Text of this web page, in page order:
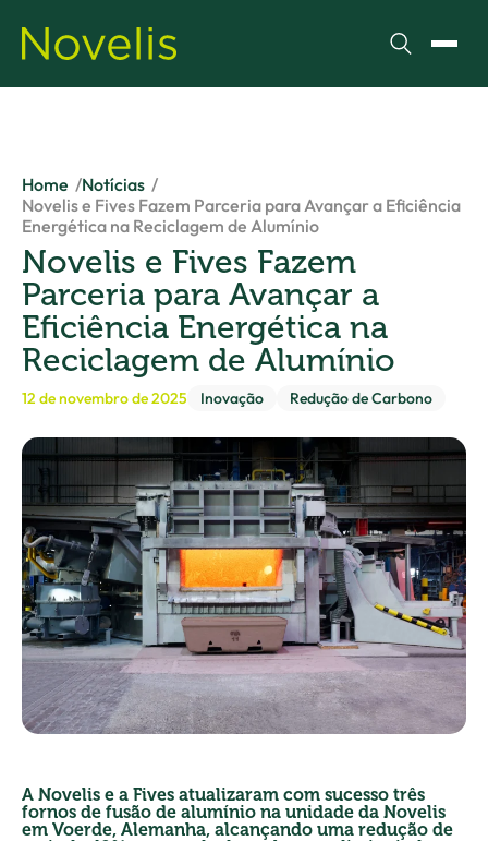
Pesquisar
Home
Notícias
Novelis e Fives Fazem Parceria para Avançar a Eficiência
Energética na Reciclagem de Alumínio
Novelis e Fives Fazem
Parceria para Avançar a
Eficiência Energética na
Reciclagem de Alumínio
12 de novembro de 2025 Inovação Redução de Carbono
A Novelis e a Fives atualizaram com sucesso três
fornos de fusão de alumínio na unidade da Novelis
em Voerde, Alemanha, alcançando uma redução de